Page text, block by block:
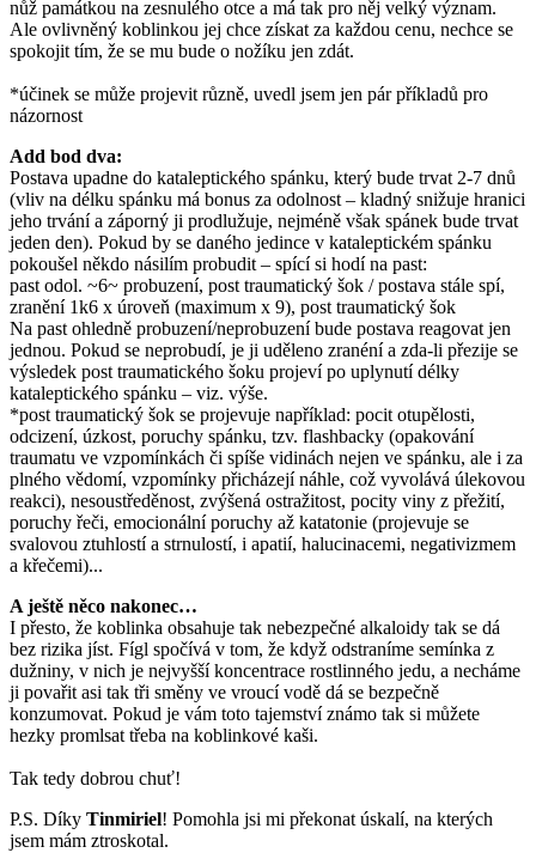
nůž památkou na zesnulého otce a má tak pro něj velký význam.
Ale ovlivněný koblinkou jej chce získat za každou cenu, nechce se
spokojit tím, že se mu bude o nožíku jen zdát.
*účinek se může projevit různě, uvedl jsem jen pár příkladů pro
názornost
Add bod dva:
Postava upadne do kataleptického spánku, který bude trvat 2-7 dnů
(vliv na délku spánku má bonus za odolnost – kladný snižuje hranici
jeho trvání a záporný ji prodlužuje, nejméně však spánek bude trvat
jeden den). Pokud by se daného jedince v kataleptickém spánku
pokoušel někdo násilím probudit – spící si hodí na past:
past odol. ~6~ probuzení, post traumatický šok / postava stále spí,
zranění 1k6 x úroveň (maximum x 9), post traumatický šok
Na past ohledně probuzení/neprobuzení bude postava reagovat jen
jednou. Pokud se neprobudí, je ji uděleno zranéní a zda-li přezije se
výsledek post traumatického šoku projeví po uplynutí délky
kataleptického spánku – viz. výše.
*post traumatický šok se projevuje například: pocit otupělosti,
odcizení, úzkost, poruchy spánku, tzv. flashbacky (opakování
traumatu ve vzpomínkách či spíše vidinách nejen ve spánku, ale i za
plného vědomí, vzpomínky přicházejí náhle, což vyvolává úlekovou
reakci), nesoustředěnost, zvýšená ostražitost, pocity viny z přežití,
poruchy řeči, emocionální poruchy až katatonie (projevuje se
svalovou ztuhlostí a strnulostí, i apatií, halucinacemi, negativizmem
a křečemi)...
A ještě něco nakonec…
I přesto, že koblinka obsahuje tak nebezpečné alkaloidy tak se dá
bez rizika jíst. Fígl spočívá v tom, že když odstraníme semínka z
dužniny, v nich je nejvyšší koncentrace rostlinného jedu, a necháme
ji povařit asi tak tři směny ve vroucí vodě dá se bezpečně
konzumovat. Pokud je vám toto tajemství známo tak si můžete
hezky promlsat třeba na koblinkové kaši.
Tak tedy dobrou chuť!
P.S. Díky Tinmiriel! Pomohla jsi mi překonat úskalí, na kterých
jsem mám ztroskotal.